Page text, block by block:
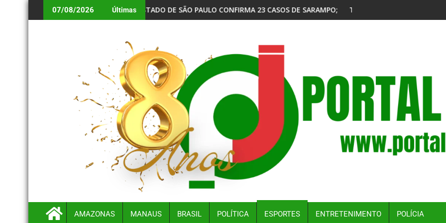
07/08/2026 Últimas
BILHÕES EM JULHO
ESTADO DE SÃO PAULO CONFIRMA 23 CASOS DE SARAMPO; 16 NÃO SE VACINARAMTERROR A BORDO: CHEIRO DE COMBUSTÍVEL PROVOCA
AMAZONAS MANAUS BRASIL POLÍTICA ESPORTES ENTRETENIMENTO POLÍCIA